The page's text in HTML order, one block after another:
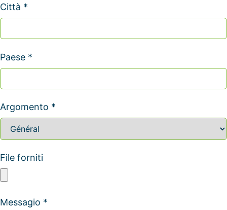
Città *
Paese *
Argomento *
File forniti
Messagio *